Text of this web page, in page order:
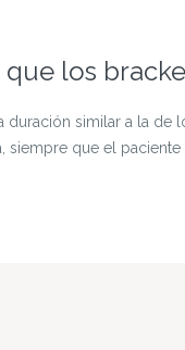
los
similar a la de
que el